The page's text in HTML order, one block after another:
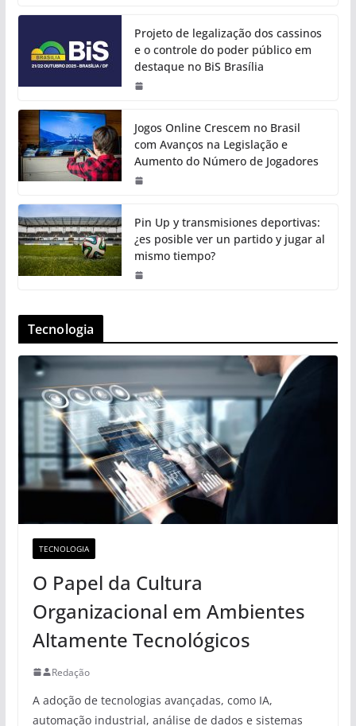
Projeto de legalização dos cassinos
e o controle do poder público em
destaque no BiS Brasília
Jogos Online Crescem no Brasil
com Avanços na Legislação e
Aumento do Número de Jogadores
Pin Up y transmisiones deportivas:
¿es posible ver un partido y jugar al
mismo tiempo?
Tecnologia
TECNOLOGIA
O Papel da Cultura
Organizacional em Ambientes
Altamente Tecnológicos
Redação
A adoção de tecnologias avançadas, como IA,
automação industrial, análise de dados e sistemas